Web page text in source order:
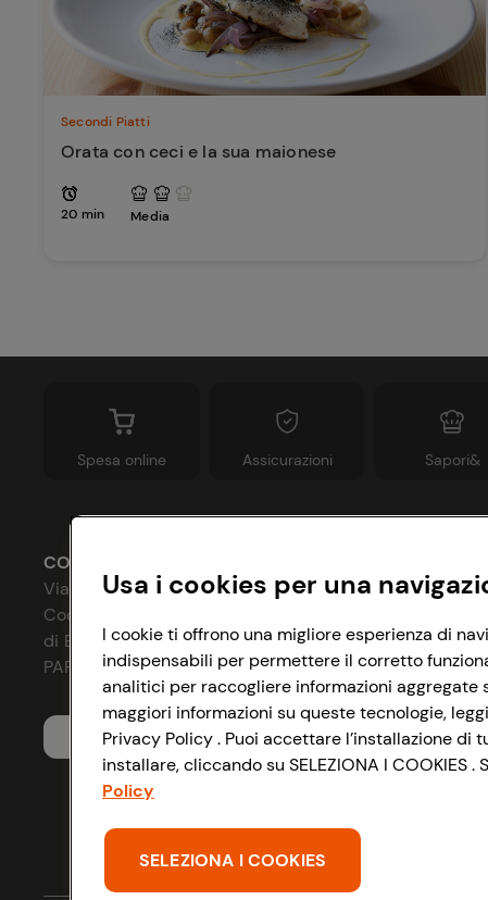
Secondi Piatti
Orata con ceci e la sua maionese
20 min Media
Spesa online Assicurazioni Sapori&
CONAD SOCIETÀ COOPERATIVA
Via Michelino, 59 | 40127 BOLOGNA
Codice Fiscale e Registro Imprese
di Bologna 00865960157
PARTITA IVA 03320960374
Servizio clienti
Usa i cookies per una
I cookie ti offrono una migliore esperienza di
indispensabili per permettere il corretto
analitici per raccogliere informazioni aggregate
maggiori informazioni su queste tecnologie,
Privacy Policy . Puoi accettare l’installazione di
installare, cliccando su SELEZIONA I COOKIES
Policy
SELEZIONA I COOKIES